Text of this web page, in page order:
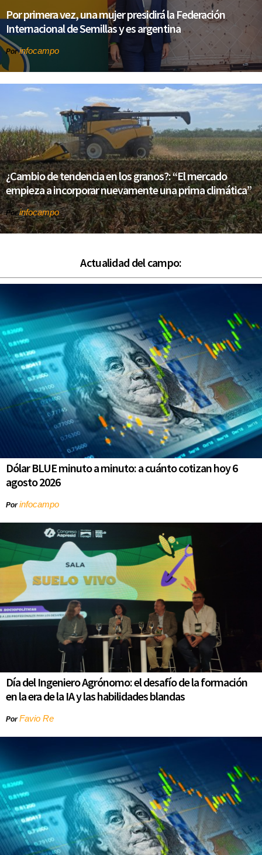
Por primera vez, una mujer presidirá la Federación
Internacional de Semillas y es argentina
Porinfocampo
¿Cambio de tendencia en los granos?: “El mercado
empieza a incorporar nuevamente una prima climática”
Porinfocampo
Actualidad del campo:
Dólar BLUE minuto a minuto: a cuánto cotizan hoy 6
agosto 2026
Porinfocampo
Día del Ingeniero Agrónomo: el desafío de la formación
en la era de la IA y las habilidades blandas
PorFavio Re